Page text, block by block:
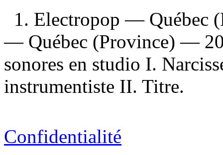
1. Electropop — Québec
— Québec (Province) —
sonores en studio I.
instrumentiste II. Titre.
Confidentialité